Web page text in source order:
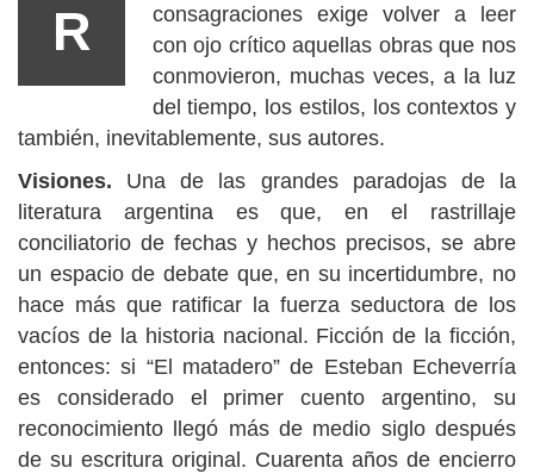
R
consagraciones exige volver a leer
con ojo crítico aquellas obras que nos
conmovieron, muchas veces, a la luz
del tiempo, los estilos, los contextos y
también, inevitablemente, sus autores.
Visiones. Una de las grandes paradojas de la
literatura argentina es que, en el rastrillaje
conciliatorio de fechas y hechos precisos, se abre
un espacio de debate que, en su incertidumbre, no
hace más que ratificar la fuerza seductora de los
vacíos de la historia nacional. Ficción de la ficción,
entonces: si “El matadero” de Esteban Echeverría
es considerado el primer cuento argentino, su
reconocimiento llegó más de medio siglo después
de su escritura original. Cuarenta años de encierro